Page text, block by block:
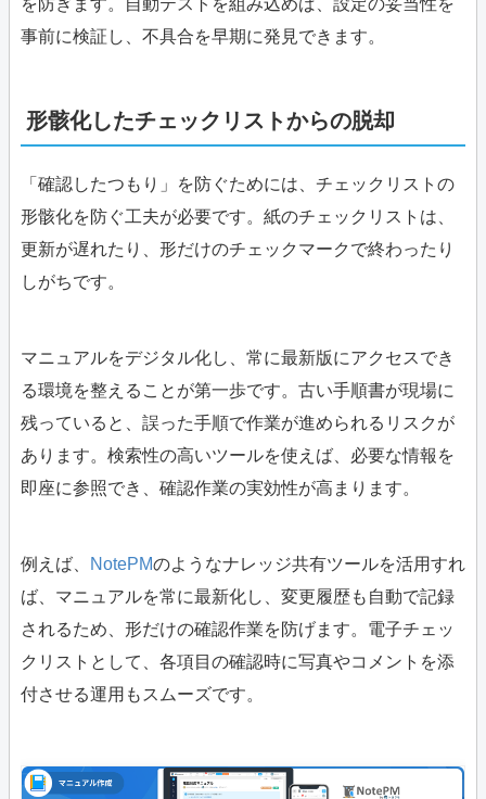
事前に検証し、不具合を早期に発見できます。
形骸化したチェックリストからの脱却
「確認したつもり」を防ぐためには、チェックリストの
形骸化を防ぐ工夫が必要です。紙のチェックリストは、
更新が遅れたり、形だけのチェックマークで終わったり
しがちです。
マニュアルをデジタル化し、常に最新版にアクセスでき
る環境を整えることが第一歩です。古い手順書が現場に
残っていると、誤った手順で作業が進められるリスクが
あります。検索性の高いツールを使えば、必要な情報を
即座に参照でき、確認作業の実効性が高まります。
例えば、 NotePMのようなナレッジ共有ツールを活用すれ
ば、マニュアルを常に最新化し、変更履歴も自動で記録
されるため、形だけの確認作業を防げます。電子チェッ
クリストとして、各項目の確認時に写真やコメントを添
付させる運用もスムーズです。